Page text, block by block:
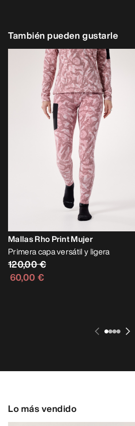
También pueden gustarle
Mallas Rho Print Mujer
Primera capa versátil y ligera
120,00 €
60,00 €
Lo más vendido